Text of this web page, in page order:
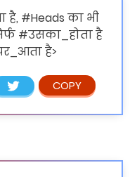
है, #Heads का भी
#उसका_होता है
है>